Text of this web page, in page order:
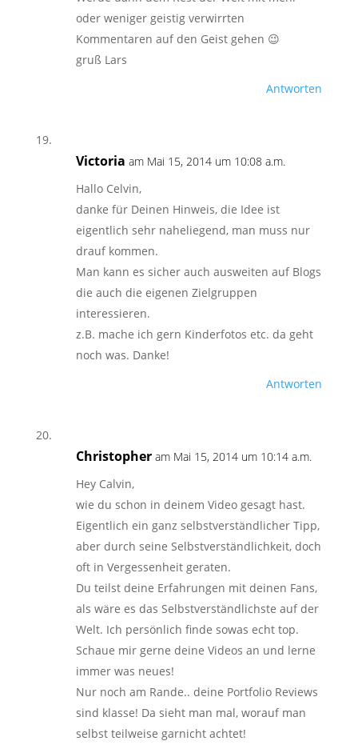
oder weniger geistig verwirrten
Kommentaren auf den Geist gehen 😉
gruß Lars
Antworten
Victoria am Mai 15, 2014 um 10:08 a.m.
Hallo Celvin,
danke für Deinen Hinweis, die Idee ist
eigentlich sehr naheliegend, man muss nur
drauf kommen.
Man kann es sicher auch ausweiten auf Blogs
die auch die eigenen Zielgruppen
interessieren.
z.B. mache ich gern Kinderfotos etc. da geht
noch was. Danke!
Antworten
Christopher am Mai 15, 2014 um 10:14 a.m.
Hey Calvin,
wie du schon in deinem Video gesagt hast.
Eigentlich ein ganz selbstverständlicher Tipp,
aber durch seine Selbstverständlichkeit, doch
oft in Vergessenheit geraten.
Du teilst deine Erfahrungen mit deinen Fans,
als wäre es das Selbstverständlichste auf der
Welt. Ich persönlich finde sowas echt top.
Schaue mir gerne deine Videos an und lerne
immer was neues!
Nur noch am Rande.. deine Portfolio Reviews
sind klasse! Da sieht man mal, worauf man
selbst teilweise garnicht achtet!